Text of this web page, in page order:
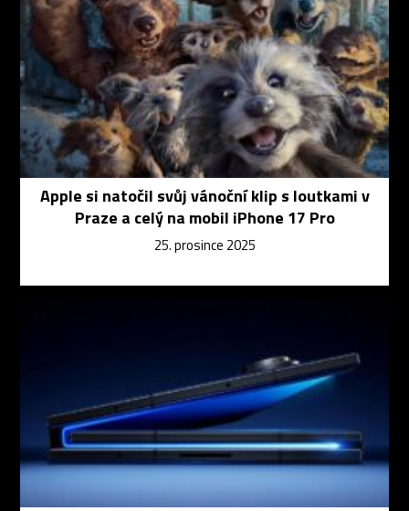
Apple si natočil svůj vánoční klip s loutkami v
Praze a celý na mobil iPhone 17 Pro
25. prosince 2025